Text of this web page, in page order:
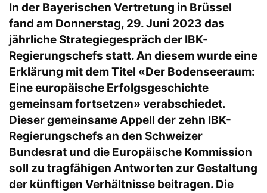
In der Bayerischen Vertretung in Brüssel
fand am Donnerstag, 29. Juni 2023 das
jährliche Strategiegespräch der IBK-
Regierungschefs statt. An diesem wurde eine
Erklärung mit dem Titel «Der Bodenseeraum:
Eine europäische Erfolgsgeschichte
gemeinsam fortsetzen» verabschiedet.
Dieser gemeinsame Appell der zehn IBK-
Regierungschefs an den Schweizer
Bundesrat und die Europäische Kommission
soll zu tragfähigen Antworten zur Gestaltung
der künftigen Verhältnisse beitragen. Die